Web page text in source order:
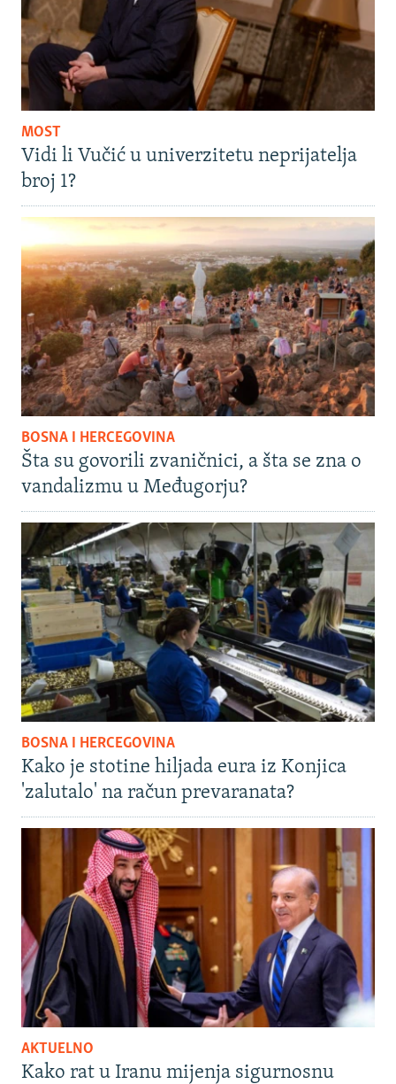
MOST
Vidi li Vučić u univerzitetu neprijatelja
broj 1?
BOSNA I HERCEGOVINA
Šta su govorili zvaničnici, a šta se zna o
vandalizmu u Međugorju?
BOSNA I HERCEGOVINA
Kako je stotine hiljada eura iz Konjica
'zalutalo' na račun prevaranata?
AKTUELNO
Kako rat u Iranu mijenja sigurnosnu